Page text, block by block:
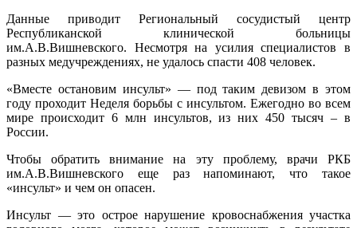
Данные приводит Региональный сосудистый центр
Республиканской клинической больницы
им.А.В.Вишневского. Несмотря на усилия специалистов в
разных медучреждениях, не удалось спасти 408 человек.
«Вместе остановим инсульт» — под таким девизом в этом
году проходит Неделя борьбы с инсультом. Ежегодно во всем
мире происходит 6 млн инсультов, из них 450 тысяч – в
России.
Чтобы обратить внимание на эту проблему, врачи РКБ
им.А.В.Вишневского еще раз напоминают, что такое
«инсульт» и чем он опасен.
Инсульт — это острое нарушение кровоснабжения участка